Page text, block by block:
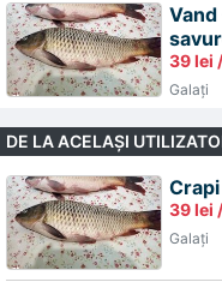
39 lei
Galaţi
DE LA ACELAŞI
39 lei
Galaţi